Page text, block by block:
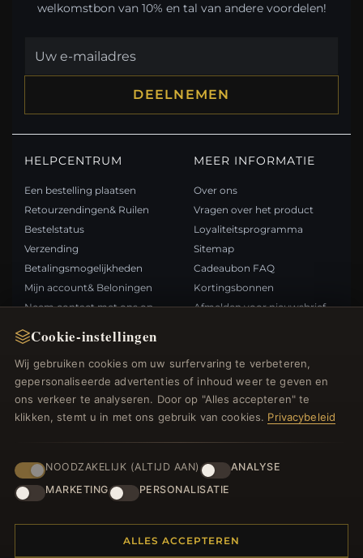
Cookie-instellingen
Wij gebruiken cookies om uw surfervaring te verbeteren,
gepersonaliseerde advertenties of inhoud weer te geven en
ons verkeer te analyseren. Door op "Alles accepteren" te
klikken, stemt u in met ons gebruik van cookies. Privacybeleid
NOODZAKELIJK (ALTIJD AAN)
ANALYSE
MARKETING
PERSONALISATIE
ALLES ACCEPTEREN
welkomstbon van 10% en tal van andere voordelen!
DEELNEMEN
HELPCENTRUM
Een bestelling plaatsen
Retourzendingen& Ruilen
Bestelstatus
Verzending
Betalingsmogelijkheden
Mijn account& Beloningen
Neem contact met ons op
MEER INFORMATIE
Over ons
Vragen over het product
Loyaliteitsprogramma
Sitemap
Cadeaubon FAQ
Kortingsbonnen
Afmelden voor nieuwsbrief
Nieuwe producten
Specials
Blog
Beoordelingen
Inloggen
BETAALMETHODEN